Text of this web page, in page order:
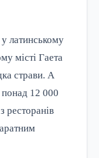
латинському
місті Гаета
страви. А
понад 12 000
ресторанів